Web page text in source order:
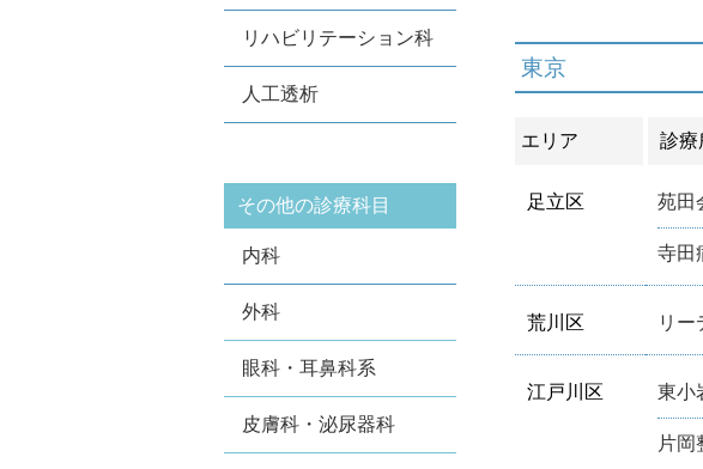
リハビリテーション科
人工透析
その他の診療科目
内科
外科
眼科・耳鼻科系
皮膚科・泌尿器科
東京
エリア 診療
足立区 苑田
寺田
荒川区 リー
江戸川区 東小
片岡